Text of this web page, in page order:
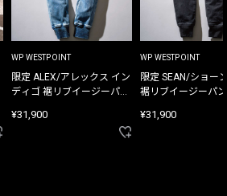
WP WESTPOINT
限定 ALEX/アレックス イン
ディゴ 裾リブイージーパン
¥31,900
WP WESTPOINT
限定 SEAN/ショー
裾リブイージーパ
¥31,900